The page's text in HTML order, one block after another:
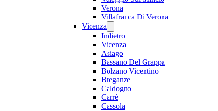
Verona
Villafranca Di Verona
Vicenza
Indietro
Vicenza
Asiago
Bassano Del Grappa
Bolzano Vicentino
Breganze
Caldogno
Carrè
Cassola